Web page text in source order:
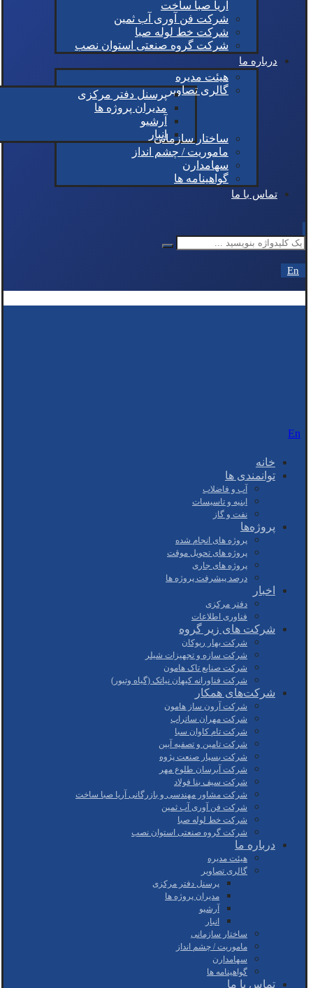
آریا صبا ساخت
شرکت فن آوری آب ثمین
شرکت خط لوله صبا
شرکت گروه صنعتی استوان نصب
درباره ما
هیئت مدیره
گالری تصاویرپرسنل دفتر مرکزی
مدیران پروژه ها
آرشیو
انبار
ساختار سازمانی
ماموریت / چشم انداز
سهامدارن
گواهینامه ها
تماس با ما
En
En
خانه
توانمندی ها
آب و فاضلاب
ابنیه و تاسیسات
نفت و گاز
پروژه‌ها
پروژه های انجام شده
پروژه های تحویل موقت
پروژه های جاری
درصد پیشرفت پروژه ها
اخبار
دفتر مرکزی
فناوری اطلاعات
شرکت های زیر گروه
شرکت بهار ریوکان
شرکت سازه و تجهیزات شیلر
شرکت صنایع تاک هامون
شرکت فناورانه کیهان نیاتک (گیاه وتیور)
شرکت‌های همکار
شرکت آرون ساز هامون
شرکت مهران ساتراپ
شرکت تام کاوان سبا
شرکت تامین و تصفیه آبین
شرکت بسپار صنعت پژوه
شرکت آبرسان طلوع مهر
شرکت سیف بنا فولاد
شرکت مشاور مهندسی و بازرگانی آریا صبا ساخت
شرکت فن آوری آب ثمین
شرکت خط لوله صبا
شرکت گروه صنعتی استوان نصب
درباره ما
هیئت مدیره
گالری تصاویر
پرسنل دفتر مرکزی
مدیران پروژه ها
آرشیو
انبار
ساختار سازمانی
ماموریت / چشم انداز
سهامدارن
گواهینامه ها
تماس با ما